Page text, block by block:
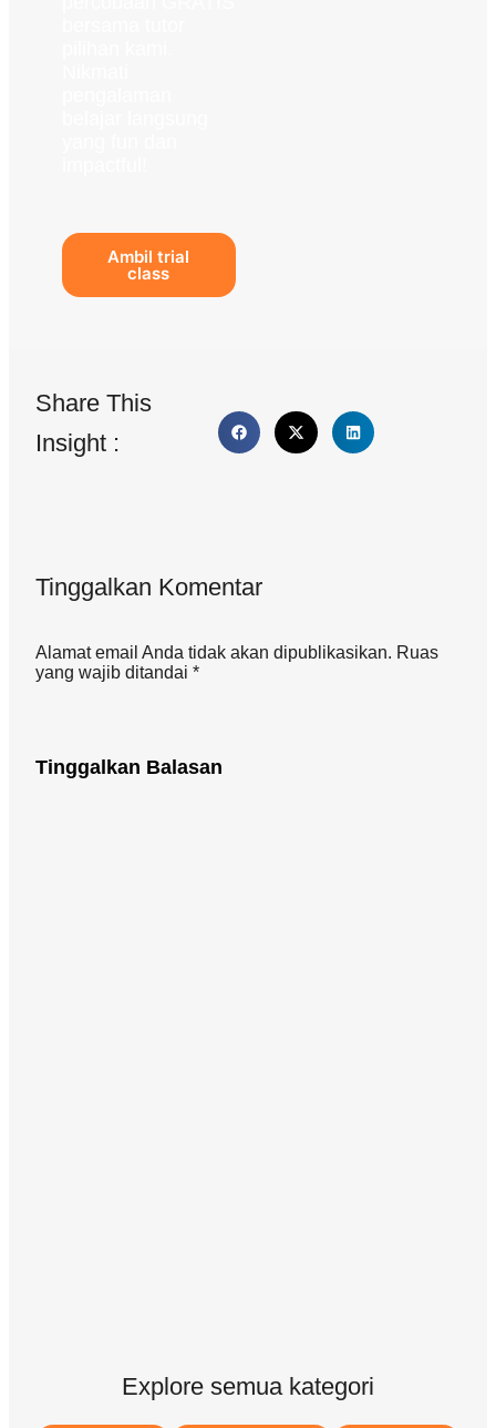
Ambil trial
class
Share This
Insight :
Tinggalkan Komentar
Alamat email Anda tidak akan dipublikasikan. Ruas
yang wajib ditandai *
Tinggalkan Balasan
Explore semua kategori